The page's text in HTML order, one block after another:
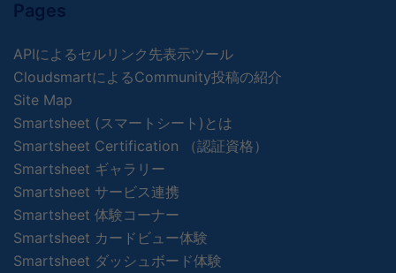
Pages
APIによるセルリンク先表示ツール
CloudsmartによるCommunity投稿の紹介
Site Map
Smartsheet (スマートシート)とは
Smartsheet Certification （認証資格）
Smartsheet ギャラリー
Smartsheet サービス連携
Smartsheet 体験コーナー
Smartsheet カードビュー体験
Smartsheet ダッシュボード体験